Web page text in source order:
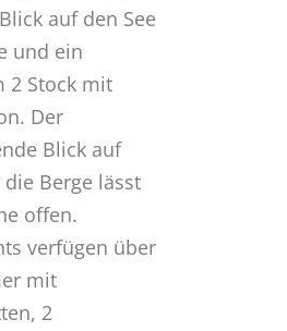
auf den See
und ein
2 Stock mit
Der
Blick auf
Berge lässt
offen.
verfügen über
mit
2